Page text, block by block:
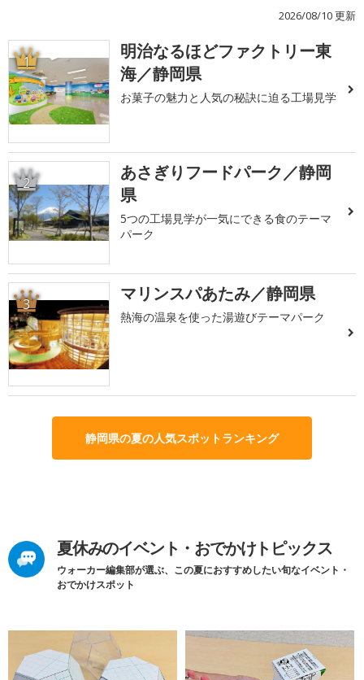
2026/08/10 更新
1
明治なるほどファクトリー東
海／静岡県
お菓子の魅力と人気の秘訣に迫る工場見学
2
あさぎりフードパーク／静岡
県
5つの工場見学が一気にできる食のテーマ
パーク
3 マリンスパあたみ／静岡県
熱海の温泉を使った湯遊びテーマパーク
静岡県の夏の人気スポットランキング
夏休みのイベント・おでかけトピックス
ウォーカー編集部が選ぶ、この夏におすすめしたい旬なイベント・
おでかけスポット